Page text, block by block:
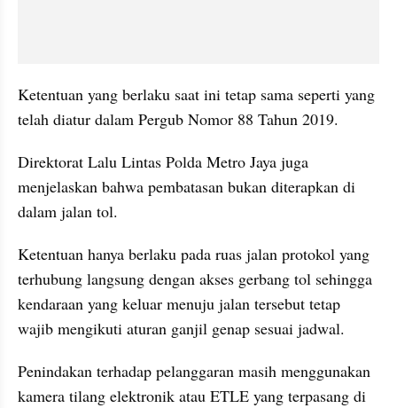
Ketentuan yang berlaku saat ini tetap sama seperti yang
telah diatur dalam Pergub Nomor 88 Tahun 2019.
Direktorat Lalu Lintas Polda Metro Jaya juga
menjelaskan bahwa pembatasan bukan diterapkan di
dalam jalan tol.
Ketentuan hanya berlaku pada ruas jalan protokol yang
terhubung langsung dengan akses gerbang tol sehingga
kendaraan yang keluar menuju jalan tersebut tetap
wajib mengikuti aturan ganjil genap sesuai jadwal.
Penindakan terhadap pelanggaran masih menggunakan
kamera tilang elektronik atau ETLE yang terpasang di